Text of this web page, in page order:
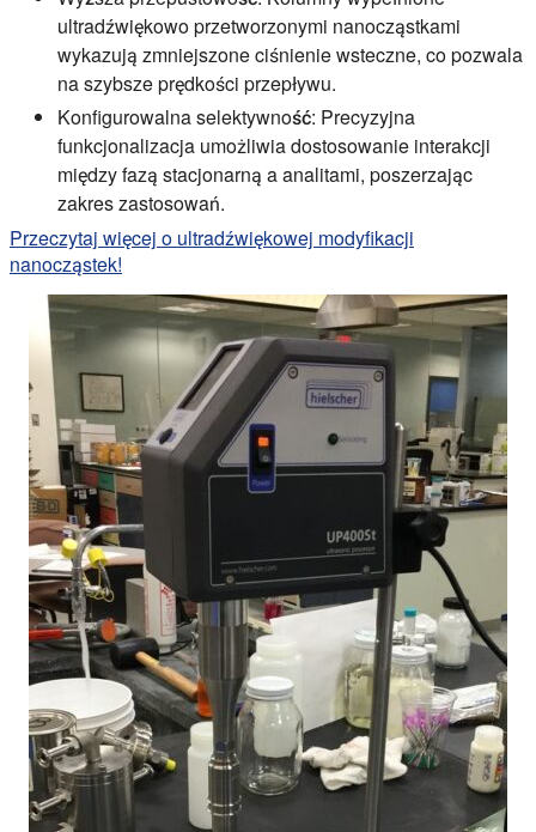
ultradźwiękowo przetworzonymi nanocząstkami
wykazują zmniejszone ciśnienie wsteczne, co pozwala
na szybsze prędkości przepływu.
Konfigurowalna selektywność: Precyzyjna
funkcjonalizacja umożliwia dostosowanie interakcji
między fazą stacjonarną a analitami, poszerzając
zakres zastosowań.
Przeczytaj więcej o ultradźwiękowej modyfikacji
nanocząstek!